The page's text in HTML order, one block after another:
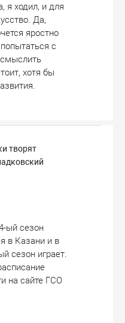
я ходил, и для
Да,
яростно
с
хотя бы
творят
ый сезон
в Казани и в
сезон играет.
на сайте ГСО